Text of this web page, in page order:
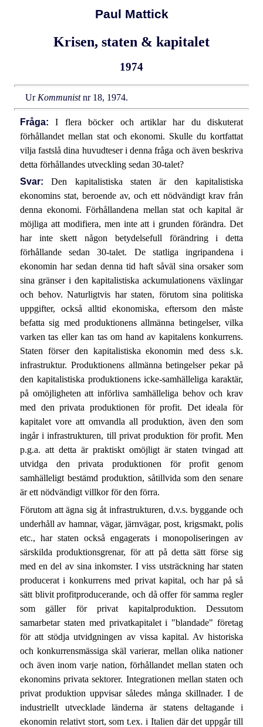
Paul Mattick
Krisen, staten & kapitalet
1974
Ur Kommunistnr 18, 1974.
Fråga: I flera böcker och artiklar har du diskuterat
förhållandet mellan stat och ekonomi. Skulle du kortfattat
vilja fastslå dina huvudteser i denna fråga och även beskriva
detta förhållandes utveckling sedan 30-talet?
Svar: Den kapitalistiska staten är den kapitalistiska
ekonomins stat, beroende av, och ett nödvändigt krav från
denna ekonomi. Förhållandena mellan stat och kapital är
möjliga att modifiera, men inte att i grunden förändra. Det
har inte skett någon betydelsefull förändring i detta
förhållande sedan 30-talet. De statliga ingripandena i
ekonomin har sedan denna tid haft såväl sina orsaker som
sina gränser i den kapitalistiska ackumulationens växlingar
och behov. Naturligtvis har staten, förutom sina politiska
uppgifter, också alltid ekonomiska, eftersom den måste
befatta sig med produktionens allmänna betingelser, vilka
varken tas eller kan tas om hand av kapitalens konkurrens.
Staten förser den kapitalistiska ekonomin med dess s.k.
infrastruktur. Produktionens allmänna betingelser pekar på
den kapitalistiska produktionens icke-samhälleliga karaktär,
på omöjligheten att införliva samhälleliga behov och krav
med den privata produktionen för profit. Det ideala för
kapitalet vore att omvandla all produktion, även den som
ingår i infrastrukturen, till privat produktion för profit. Men
p.g.a. att detta är praktiskt omöjligt är staten tvingad att
utvidga den privata produktionen för profit genom
samhälleligt bestämd produktion, såtillvida som den senare
är ett nödvändigt villkor för den förra.
Förutom att ägna sig åt infrastrukturen, d.v.s. byggande och
underhåll av hamnar, vägar, järnvägar, post, krigsmakt, polis
etc., har staten också engagerats i monopoliseringen av
särskilda produktionsgrenar, för att på detta sätt förse sig
med en del av sina inkomster. I viss utsträckning har staten
producerat i konkurrens med privat kapital, och har på så
sätt blivit profitproducerande, och då offer för samma regler
som gäller för privat kapitalproduktion. Dessutom
samarbetar staten med privatkapitalet i "blandade" företag
för att stödja utvidgningen av vissa kapital. Av historiska
och konkurrensmässiga skäl varierar, mellan olika nationer
och även inom varje nation, förhållandet mellan staten och
ekonomins privata sektorer. Integrationen mellan staten och
privat produktion uppvisar således många skillnader. I de
industriellt utvecklade länderna är statens deltagande i
ekonomin relativt stort, som t.ex. i Italien där det uppgår till